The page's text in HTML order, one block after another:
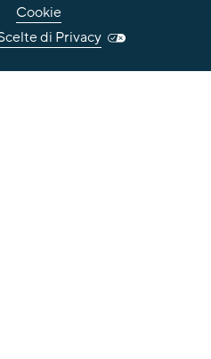
Cookie
di Privacy